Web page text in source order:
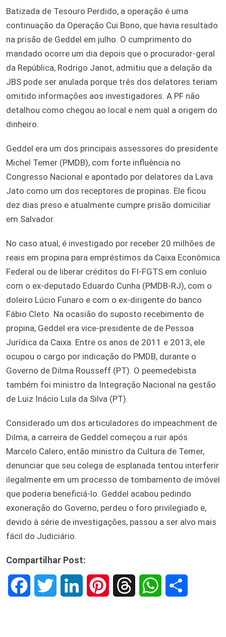
Batizada de Tesouro Perdido, a operação é uma
continuação da Operação Cui Bono, que havia resultado
na prisão de Geddel em julho. O cumprimento do
mandado ocorre um dia depois que o procurador-geral
da República, Rodrigo Janot, admitiu que a delação da
JBS pode ser anulada porque três dos delatores teriam
omitido informações aos investigadores. A PF não
detalhou como chegou ao local e nem qual a origem do
dinheiro.
Geddel era um dos principais assessores do presidente
Michel Temer (PMDB), com forte influência no
Congresso Nacional e apontado por delatores da Lava
Jato como um dos receptores de propinas. Ele ficou
dez dias preso e atualmente cumpre prisão domiciliar
em Salvador.
No caso atual, é investigado por receber 20 milhões de
reais em propina para empréstimos da Caixa Econômica
Federal ou de liberar créditos do FI-FGTS em conluio
com o ex-deputado Eduardo Cunha (PMDB-RJ), com o
doleiro Lúcio Funaro e com o ex-dirigente do banco
Fábio Cleto. Na ocasião do suposto recebimento de
propina, Geddel era vice-presidente de de Pessoa
Jurídica da Caixa. Entre os anos de 2011 e 2013, ele
ocupou o cargo por indicação do PMDB, durante o
Governo de Dilma Rousseff (PT). O peemedebista
também foi ministro da Integração Nacional na gestão
de Luiz Inácio Lula da Silva (PT).
Considerado um dos articuladores do impeachment de
Dilma, a carreira de Geddel começou a ruir após
Marcelo Calero, então ministro da Cultura de Temer,
denunciar que seu colega de esplanada tentou interferir
ilegalmente em um processo de tombamento de imóvel
que poderia beneficiá-lo. Geddel acabou pedindo
exoneração do Governo, perdeu o foro privilegiado e,
devido à série de investigações, passou a ser alvo mais
fácil do Judiciário.
Compartilhar Post: